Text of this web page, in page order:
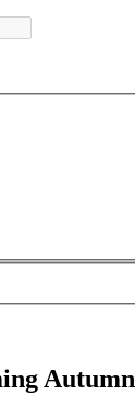
Autumn